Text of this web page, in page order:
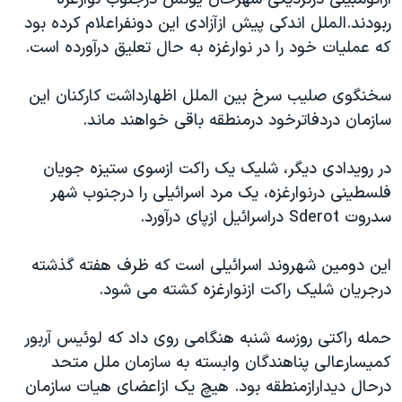
فرهنگ و زندگی
حقوق شهروندی
علم و فناوری
گالری عکس
آرشیو پخش زنده
مستندها
انتخابات ریاست جمهوری آمریکا ۲۰۲۴
رمز مهسا
اعتراضات زن، زندگی، آزادی
مجموعه مستندهای دادخواهی
دادگاه حمید نوری
قانون شفافیت دارائی کادر رهبری ایران
اعتراضات مردمی آبان ۹۸
دنبال کنید
ربودند.الملل اندکی پيش ازآزادی اين دونفراعلام کرده بود
که عمليات خود را در نوارغزه به حال تعليق درآورده است.
سخنگوی صليب سرخ بين الملل اظهارداشت کارکنان اين
سازمان دردفاترخود درمنطقه باقی خواهند ماند.
در رويدادی ديگر، شليک يک راکت ازسوی ستيزه جويان
فلسطينی درنوارغزه، يک مرد اسرائيلی را درجنوب شهر
سدروت Sderot دراسرائيل ازپای درآورد.
اين دومين شهروند اسرائيلی است که ظرف هفته گذشته
درجريان شليک راکت ازنوارغزه کشته می شود.
حمله راکتی روزسه شنبه هنگامی روی داد که لوئيس آربور
کميسارعالی پناهندگان وابسته به سازمان ملل متحد
درحال ديدارازمنطقه بود. هيچ يک ازاعضای هيات سازمان